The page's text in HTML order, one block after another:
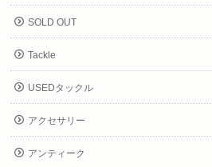
SOLD OUT
Tackle
USEDタックル
アクセサリー
アンティーク